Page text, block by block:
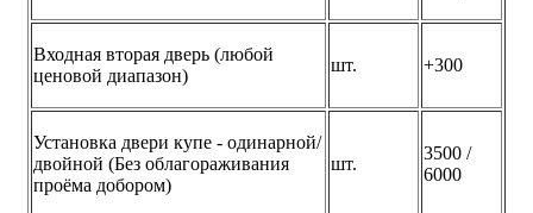
Входная вторая дверь (любой
ценовой диапазон)
шт. +300
Установка двери купе - одинарной/
двойной (Без облагораживания
проёма добором)
шт.
3500 /
6000